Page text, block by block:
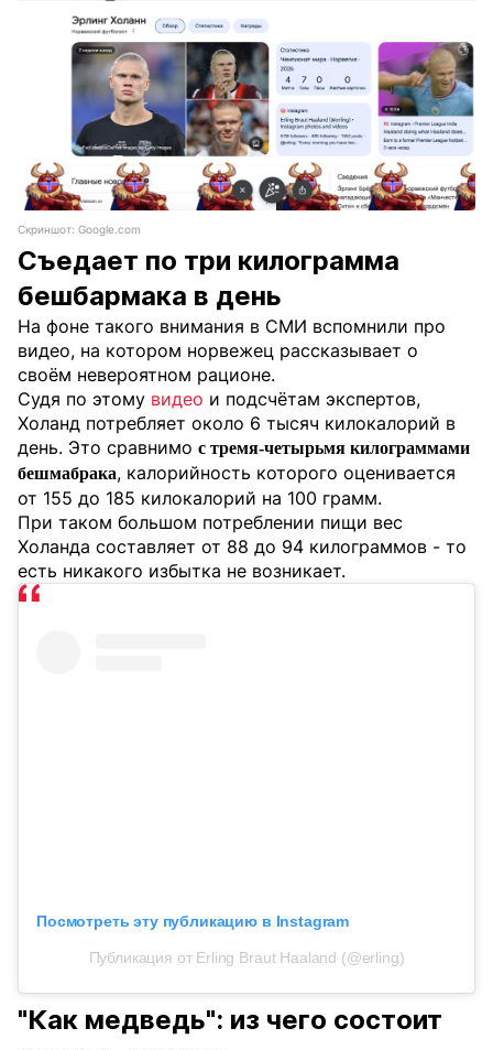
Скриншот: Google.com
Съедает по три килограмма
бешбармака в день
На фоне такого внимания в СМИ вспомнили про
видео, на котором норвежец рассказывает о
своём невероятном рационе.
Судя по этому видео и подсчётам экспертов,
Холанд потребляет около 6 тысяч килокалорий в
день. Это сравнимо с тремя-четырьмя килограммами
бешмабрака, калорийность которого оценивается
от 155 до 185 килокалорий на 100 грамм.
При таком большом потреблении пищи вес
Холанда составляет от 88 до 94 килограммов - то
есть никакого избытка не возникает.
Посмотреть эту публикацию в Instagram
Публикация от Erling Braut Haaland (@erling)
"Как медведь": из чего состоит